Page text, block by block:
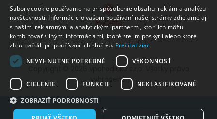
Copyright © 2026 vpohodičke s.r.o. Všetky práva
vyhradené.
Vytvorené systémom ClickEshop.sk
Súbory cookie používame na prispôsobenie obsahu, reklám a analýzu
návštevnosti. Informácie o vašom používaní našej stránky zdieľame aj
s našimi reklamnými a analytickými partnermi, ktorí ich môžu
kombinovať s inými informáciami, ktoré ste im poskytli alebo ktoré
zhromaždili pri používaní ich služieb. Prečítať viac
NEVYHNUTNE POTREBNÉ
VÝKONNOSŤ
CIELENIE FUNKCIE NEKLASIFIKOVANÉ
ZOBRAZIŤ PODROBNOSTI